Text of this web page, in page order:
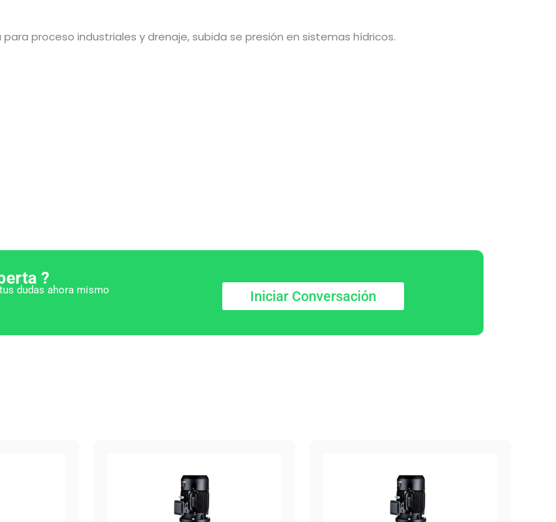
proceso industriales y drenaje, subida se presión en sistemas hídricos.
?
dudas ahora mismo Iniciar Conversación